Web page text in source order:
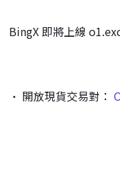
BingX 即將上線
• 開放現貨交易對：